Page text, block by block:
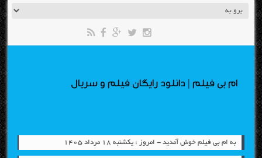
ام بی فیلم | دانلود رایگان فیلم و سریال
به ام بی فیلم خوش آمدید - امروز : یکشنبه ۱۸ مرداد ۱۴۰۵